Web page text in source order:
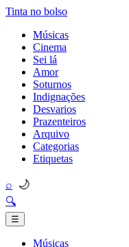
Tinta no bolso
Músicas
Cinema
Sei lá
Amor
Soturnos
Indignações
Desvarios
Prazenteiros
Arquivo
Categorias
Etiquetas
⌕ 🌙
🔍
☰
Músicas